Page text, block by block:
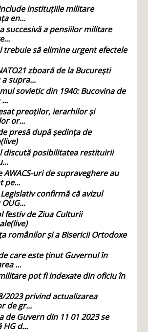
instituțiile militare
en...
succesivă a pensiilor militare
trebuie să elimine urgent efectele
zboară de la București
supra...
sovietic din 1940: Bucovina de
preoților, ierarhilor și
or...
presă după ședința de
discută posibilitatea restituirii
AWACS-uri de supraveghere au
pe...
confirmă că avizul
festiv de Ziua Culturii
românilor și a Bisericii Ortodoxe
care este ținut Guvernul în
...
pot fi indexate din oficiu în
2023 privind actualizarea
de gr...
de Guvern din 11 01 2023 se
HG d...